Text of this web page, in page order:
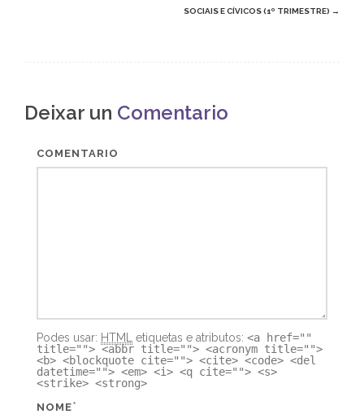
SOCIAIS E CÍVICOS (1º TRIMESTRE) →
Deixar un Comentario
COMENTARIO
Podes usar: HTML etiquetas e atributos: <a href=""
title=""> <abbr title=""> <acronym title="">
<b> <blockquote cite=""> <cite> <code> <del
datetime=""> <em> <i> <q cite=""> <s>
<strike> <strong>
NOME*